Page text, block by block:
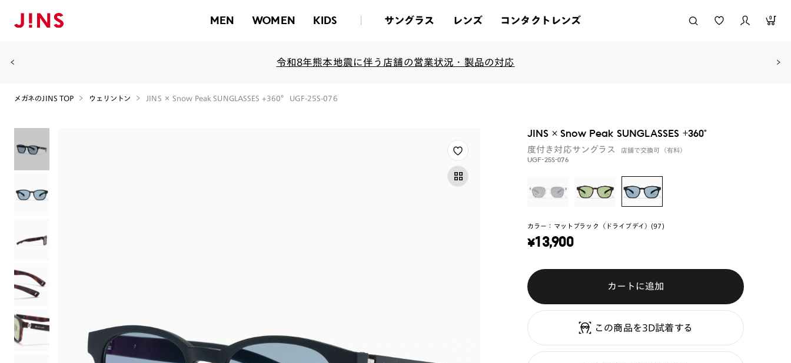
MEN WOMEN KIDS サングラス レンズ コンタクトレンズ 0
令和8年熊本地震に伴う店舗の営業状況・製品の対応
メガネのJINS TOP ウェリントン JINS × Snow Peak SUNGLASSES +360° UGF-25S-076
カラー： マットブラック（ドライブデイ）(97)
¥13,900
JINS × Snow Peak SUNGLASSES +360°
度付き対応サングラス
店舗で交換可（有料）
UGF-25S-076
カートに追加
この商品を3D試着する